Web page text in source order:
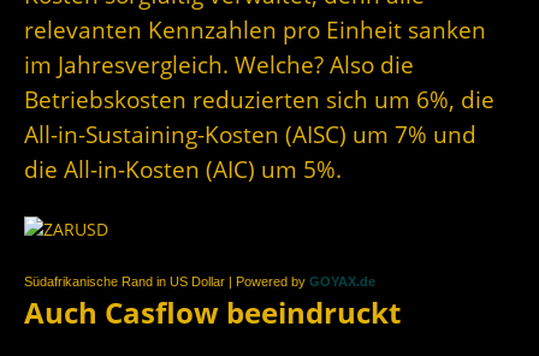
relevanten Kennzahlen pro Einheit sanken
im Jahresvergleich. Welche? Also die
Betriebskosten reduzierten sich um 6%, die
All-in-Sustaining-Kosten (AISC) um 7% und
die All-in-Kosten (AIC) um 5%.
Südafrikanische Rand in US Dollar | Powered by GOYAX.de
Auch Casflow beeindruckt